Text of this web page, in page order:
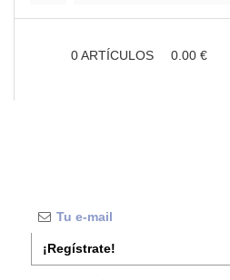
0ARTÍCULOS 0.00 €
¡Regístrate!